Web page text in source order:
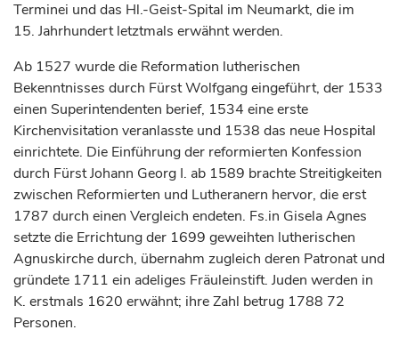
Terminei und das Hl.-Geist-Spital im Neumarkt, die im
15. Jahrhundertletztmals erwähnt werden.
Ab 1527 wurde die Reformation lutherischen
Bekenntnisses durch FürstWolfgang eingeführt, der 1533
einen Superintendenten berief, 1534 eine erste
Kirchenvisitation veranlasste und 1538 das neue Hospital
einrichtete. Die Einführung der reformierten Konfession
durch FürstJohann Georg I. ab 1589 brachte Streitigkeiten
zwischen Reformierten und Lutheranern hervor, die erst
1787 durch einen Vergleich endeten. Fs.in Gisela Agnes
setzte die Errichtung der 1699 geweihten lutherischen
Agnuskirche durch, übernahm zugleich deren Patronat und
gründete 1711 ein adeliges Fräuleinstift. Juden werden in
K. erstmals 1620 erwähnt; ihre Zahl betrug 1788 72
Personen.